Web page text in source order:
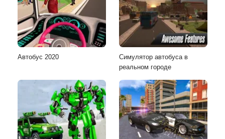
Автобус 2020
Симулятор автобуса в
реальном городе